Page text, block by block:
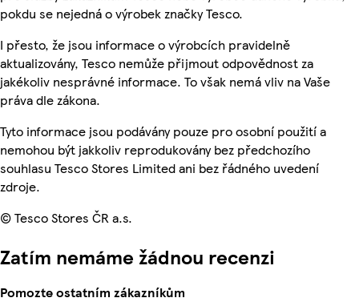
pokdu se nejedná o výrobek značky Tesco.
I přesto, že jsou informace o výrobcích pravidelně
aktualizovány, Tesco nemůže přijmout odpovědnost za
jakékoliv nesprávné informace. To však nemá vliv na Vaše
práva dle zákona.
Tyto informace jsou podávány pouze pro osobní použití a
nemohou být jakkoliv reprodukovány bez předchozího
souhlasu Tesco Stores Limited ani bez řádného uvedení
zdroje.
© Tesco Stores ČR a.s.
Zatím nemáme žádnou recenzi
Pomozte ostatním zákazníkům